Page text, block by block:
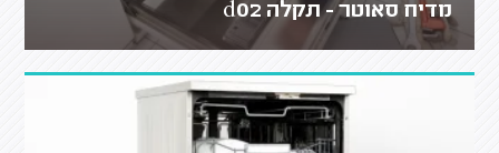
מדיח סאוטר - תקלה d02